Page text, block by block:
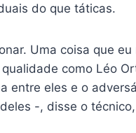
do que táticas.
Uma coisa que eu
como Léo
entre eles e o
-, disse o